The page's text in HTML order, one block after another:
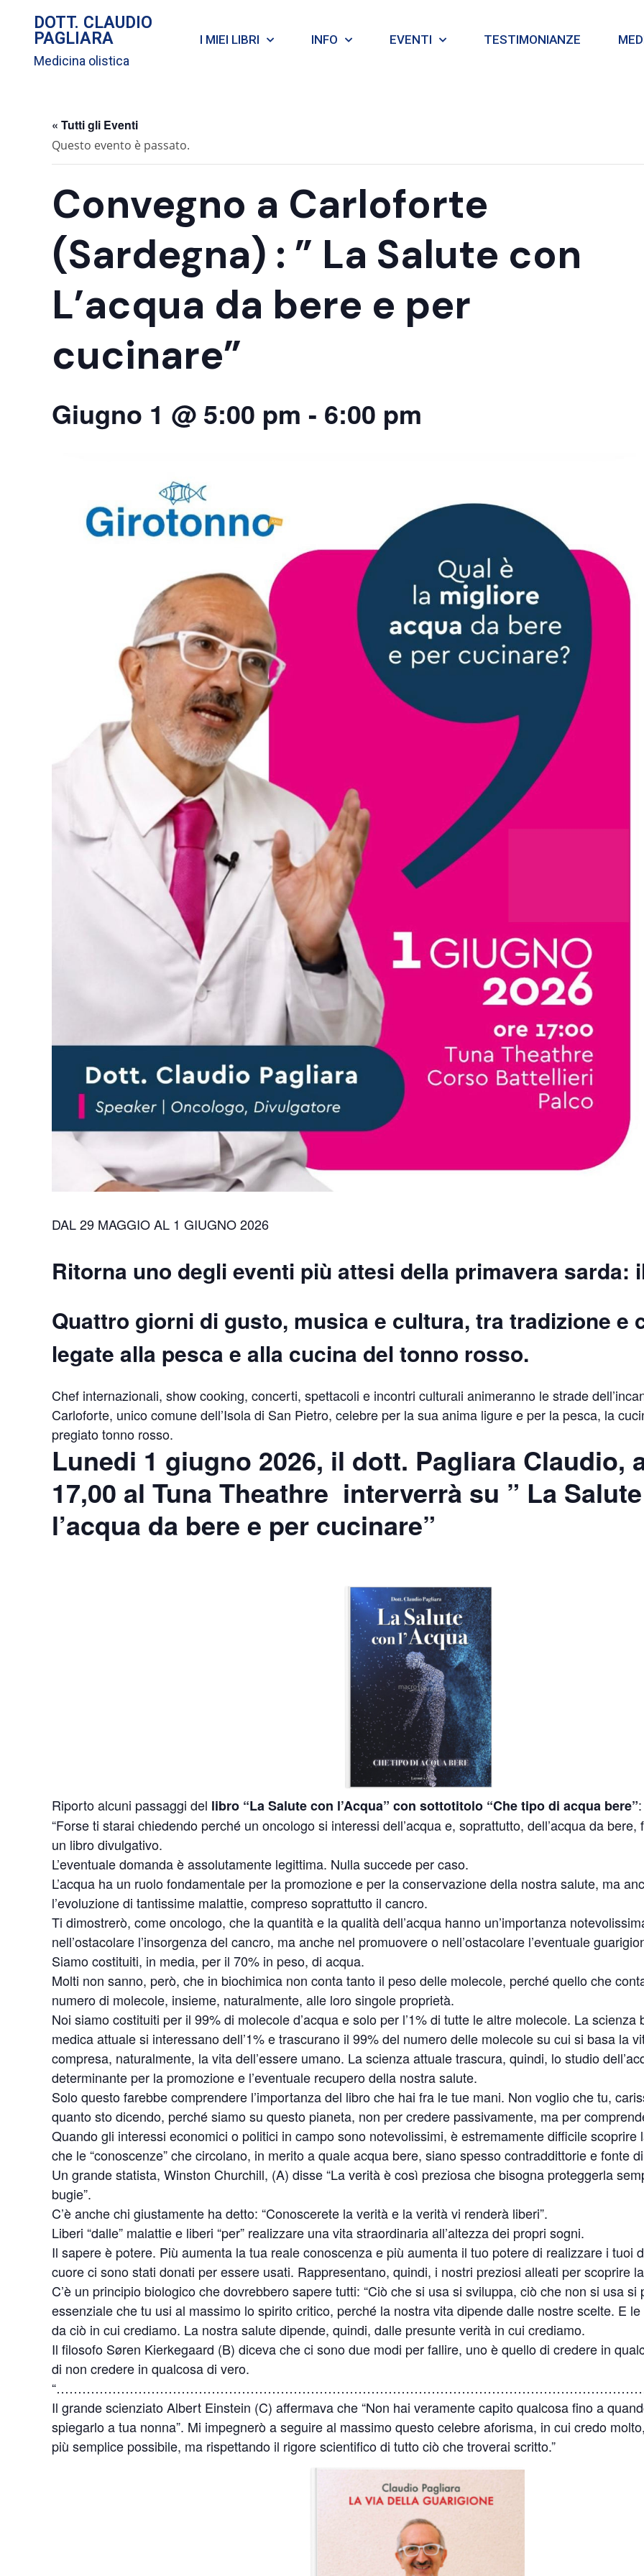
DOTT. CLAUDIO
PAGLIARA
Medicina olistica
I MIEI LIBRI INFO EVENTI TESTIMONIANZE
« Tutti gli Eventi
Questo evento è passato.
Convegno a Carloforte
(Sardegna) : ” La Salute con
L’acqua da bere e per
cucinare”
Giugno 1 @ 5:00 pm - 6:00 pm
DAL 29 MAGGIO AL 1 GIUGNO 2026
Ritorna uno degli eventi più attesi della primavera sarda:
Quattro giorni di gusto, musica e cultura, tra tradizione e
legate alla pesca e alla cucina del tonno rosso.
Chef internazionali, show cooking, concerti, spettacoli e incontri culturali animeranno le strade
Carloforte, unico comune dell’Isola di San Pietro, celebre per la sua anima ligure e per la pesca, la
pregiato tonno rosso.
Lunedi 1 giugno 2026, il dott. Pagliara Claudio,
17,00 al Tuna Theathre interverrà su ” La Salute
l’acqua da bere e per cucinare”
Riporto alcuni passaggi del libro “La Salute con l’Acqua” con sottotitolo “Che tipo di acqua bere”:
“Forse ti starai chiedendo perché un oncologo si interessi dell’acqua e, soprattutto, dell’acqua da bere,
un libro divulgativo.
L’eventuale domanda è assolutamente legittima. Nulla succede per caso.
L’acqua ha un ruolo fondamentale per la promozione e per la conservazione della nostra salute, ma
l’evoluzione di tantissime malattie, compreso soprattutto il cancro.
Ti dimostrerò, come oncologo, che la quantità e la qualità dell’acqua hanno un’importanza
nell’ostacolare l’insorgenza del cancro, ma anche nel promuovere o nell’ostacolare l’eventuale
Siamo costituiti, in media, per il 70% in peso, di acqua.
Molti non sanno, però, che in biochimica non conta tanto il peso delle molecole, perché quello che
numero di molecole, insieme, naturalmente, alle loro singole proprietà.
Noi siamo costituiti per il 99% di molecole d’acqua e solo per l’1% di tutte le altre molecole. La scienza
medica attuale si interessano dell’1% e trascurano il 99% del numero delle molecole su cui si basa la
compresa, naturalmente, la vita dell’essere umano. La scienza attuale trascura, quindi, lo studio
determinante per la promozione e l’eventuale recupero della nostra salute.
Solo questo farebbe comprendere l’importanza del libro che hai fra le tue mani. Non voglio che tu,
quanto sto dicendo, perché siamo su questo pianeta, non per credere passivamente, ma per
Quando gli interessi economici o politici in campo sono notevolissimi, è estremamente difficile scoprire
che le “conoscenze” che circolano, in merito a quale acqua bere, siano spesso contraddittorie e fonte di
Un grande statista, Winston Churchill, (A) disse “La verità è così preziosa che bisogna proteggerla
bugie”.
C’è anche chi giustamente ha detto: “Conoscerete la verità e la verità vi renderà liberi”.
Liberi “dalle” malattie e liberi “per” realizzare una vita straordinaria all’altezza dei propri sogni.
Il sapere è potere. Più aumenta la tua reale conoscenza e più aumenta il tuo potere di realizzare i tuoi
cuore ci sono stati donati per essere usati. Rappresentano, quindi, i nostri preziosi alleati per scoprire la
C’è un principio biologico che dovrebbero sapere tutti: “Ciò che si usa si sviluppa, ciò che non si usa si
essenziale che tu usi al massimo lo spirito critico, perché la nostra vita dipende dalle nostre scelte. E le
da ciò in cui crediamo. La nostra salute dipende, quindi, dalle presunte verità in cui crediamo.
Il filosofo Søren Kierkegaard (B) diceva che ci sono due modi per fallire, uno è quello di credere in
di non credere in qualcosa di vero.
Il grande scienziato Albert Einstein (C) affermava che “Non hai veramente capito qualcosa fino a
spiegarlo a tua nonna”. Mi impegnerò a seguire al massimo questo celebre aforisma, in cui credo
più semplice possibile, ma rispettando il rigore scientifico di tutto ciò che troverai scritto.”